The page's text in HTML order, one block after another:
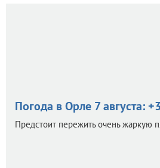
Погода в Орле 7 августа:
Предстоит пережить очень жаркую